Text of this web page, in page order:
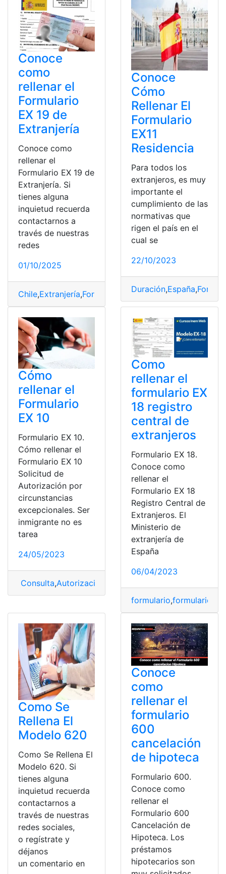
Conoce
como
rellenar el
Formulario
EX 19 de
Extranjería
Conoce como
rellenar el
Formulario EX 19 de
Extranjería. Si
tienes alguna
inquietud recuerda
contactarnos a
través de nuestras
redes
01/10/2025
Chile,Extranjería,Formulario EX 19,Pasos,Rellenar,
Conoce
Cómo
Rellenar El
Formulario
EX11
Residencia
Para todos los
extranjeros, es muy
importante el
cumplimiento de las
normativas que
rigen el país en el
cual se
22/10/2023
Duración,España,
Cómo
rellenar el
Formulario
EX 10
Formulario EX 10.
Cómo rellenar el
Formulario EX 10
Solicitud de
Autorización por
circunstancias
excepcionales. Ser
inmigrante no es
tarea
24/05/2023
Consulta,Autorización
Como
rellenar el
formulario EX
18 registro
central de
extranjeros
Formulario EX 18.
Conoce como
rellenar el
Formulario EX 18
Registro Central de
Extranjeros. El
Ministerio de
extranjería de
España
06/04/2023
formulario,formulario EX
Como Se
Rellena El
Modelo 620
Como Se Rellena El
Modelo 620. Si
tienes alguna
inquietud recuerda
contactarnos a
través de nuestras
redes sociales,
o regístrate y
déjanos
un comentario en
Conoce
como
rellenar el
formulario
600
cancelación
de hipoteca
Formulario 600.
Conoce como
rellenar el
Formulario 600
Cancelación de
Hipoteca. Los
préstamos
hipotecarios son